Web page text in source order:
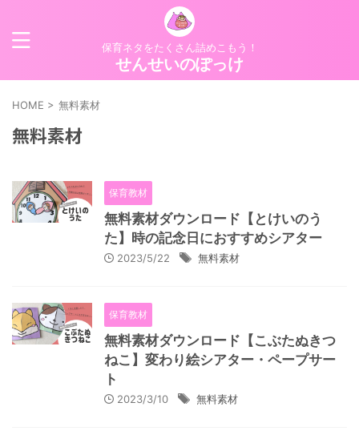
保育ネタをたくさん詰めこもう！
せんせいのぽっけ
HOME > 無料素材
無料素材
保育教材
無料素材ダウンロード【とけいのう
た】時の記念日におすすめシアター
2023/5/22 無料素材
保育教材
無料素材ダウンロード【こぶたぬきつ
ねこ】変わり絵シアター・ペープサー
ト
2023/3/10 無料素材